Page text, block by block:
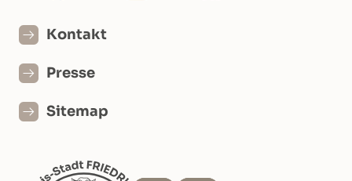
Kontakt
Presse
Sitemap